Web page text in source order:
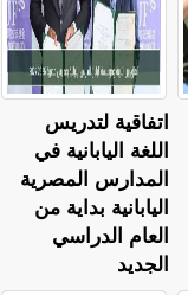
اتفاقية لتدريس
اللغة اليابانية في
المدارس المصرية
اليابانية بداية من
العام الدراسي
الجديد